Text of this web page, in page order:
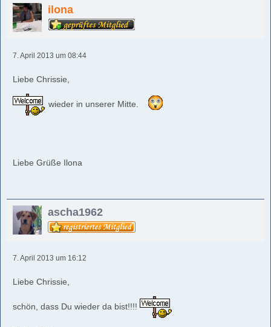
ilona
7. April 2013 um 08:44
Liebe Chrissie,
wieder in unserer Mitte.
Liebe Grüße Ilona
ascha1962
7. April 2013 um 16:12
Liebe Chrissie,
schön, dass Du wieder da bist!!!!